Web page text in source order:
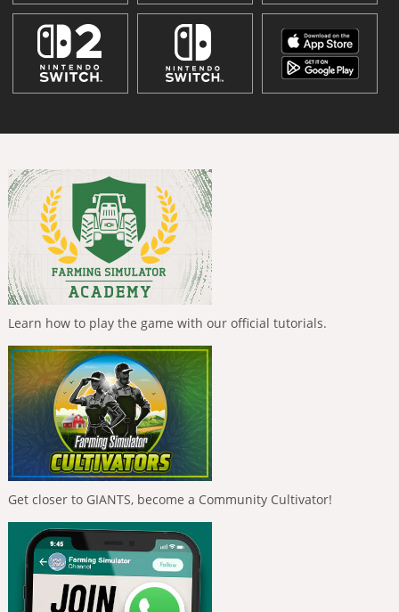
Learn how to play the game with our official tutorials.
Get closer to GIANTS, become a Community Cultivator!